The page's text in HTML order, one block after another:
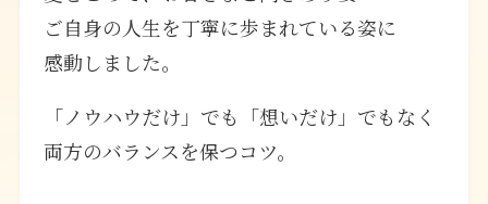
ご自身の人生を丁寧に歩まれている姿に
感動しました。
「ノウハウだけ」でも「想いだけ」でもなく
両方のバランスを保つコツ。